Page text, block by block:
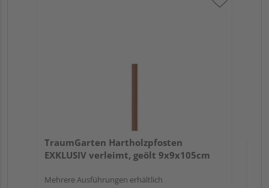
TraumGarten Hartholzpfosten
EXKLUSIV verleimt, geölt 9x9x105cm
Mehrere Ausführungen erhältlich